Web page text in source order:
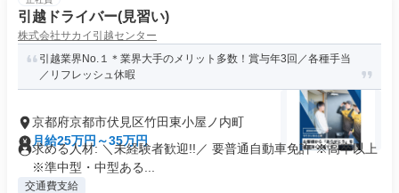
引越ドライバー(見習い)
株式会社サカイ引越センター
引越業界No.１＊業界大手のメリット多数！賞与年3回／各種手当
／リフレッシュ休暇
京都府京都市伏見区竹田東小屋ノ内町
月給25万円～35万円
求める人材: ＼未経験者歓迎!!／ 要普通自動車免許 ※高卒以上
※準中型・中型ある...
交通費支給